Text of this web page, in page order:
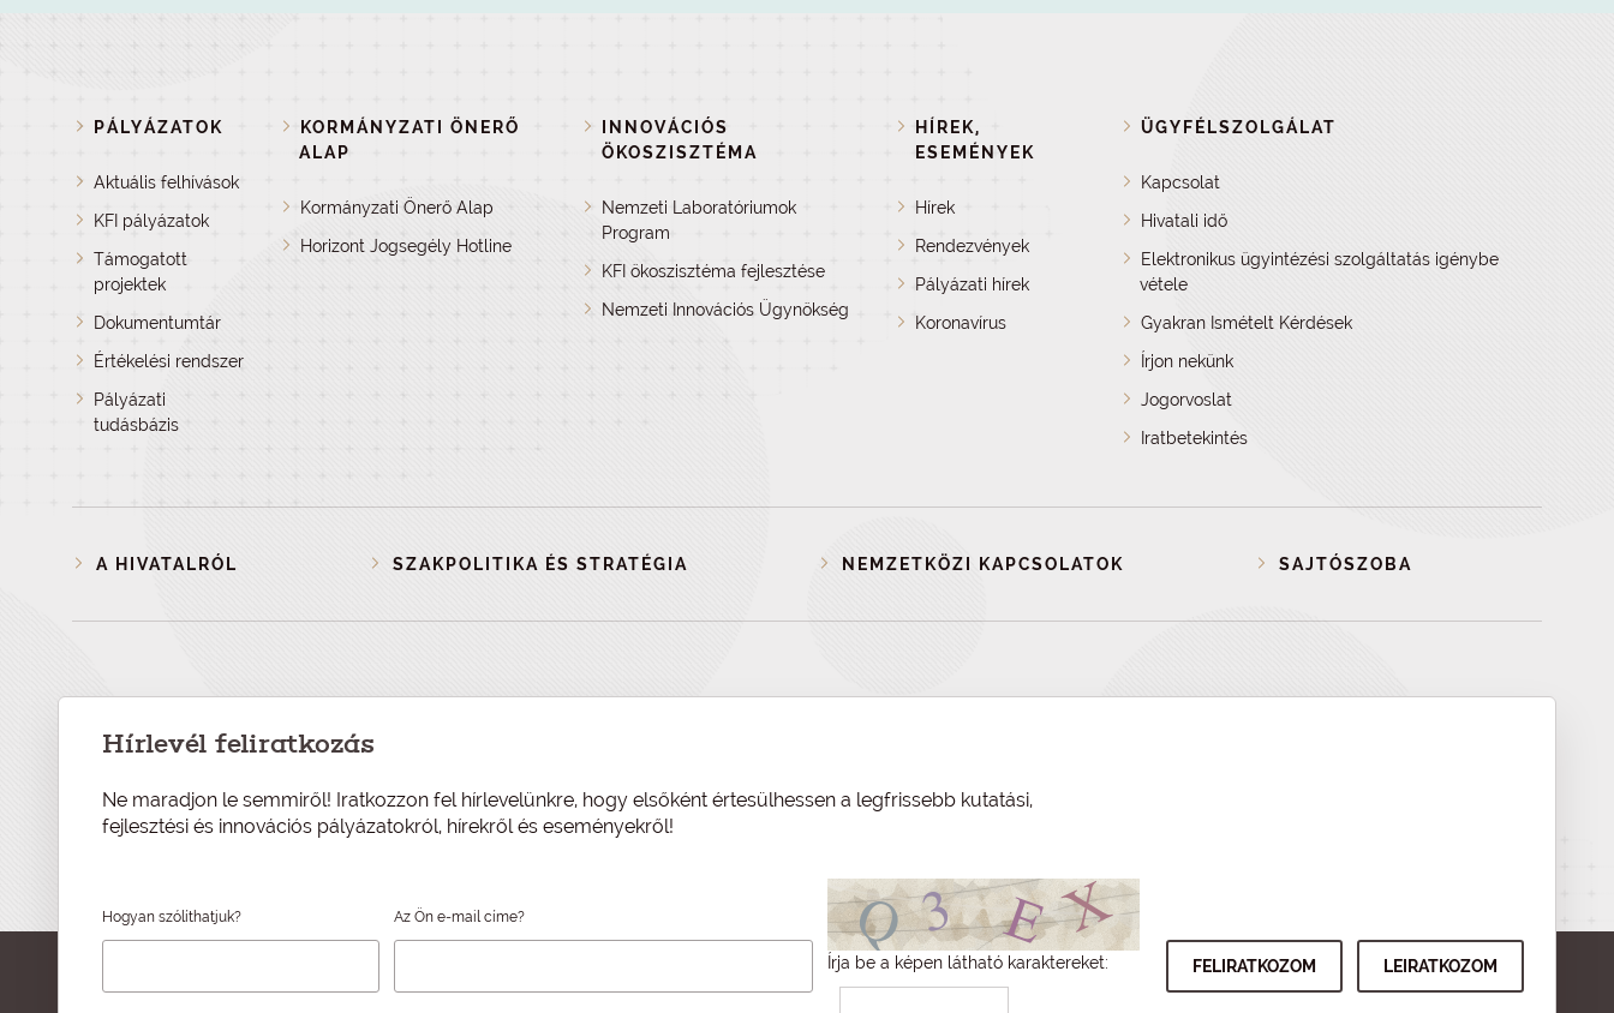
PÁLYÁZATOK
Aktuális felhívások
KFI pályázatok
Támogatott
projektek
Dokumentumtár
Értékelési rendszer
Pályázati
tudásbázis
KORMÁNYZATI ÖNERŐ
ALAP
Kormányzati Önerő Alap
Horizont Jogsegély Hotline
INNOVÁCIÓS
ÖKOSZISZTÉMA
Nemzeti Laboratóriumok
Program
KFI ökoszisztéma fejlesztése
Nemzeti Innovációs Ügynökség
HÍREK,
ESEMÉNYEK
Hírek
Rendezvények
Pályázati hírek
Koronavírus
ÜGYFÉLSZOLGÁLAT
Kapcsolat
Hivatali idő
Elektronikus ügyintézési szolgáltatás igénybe
vétele
Gyakran Ismételt Kérdések
Írjon nekünk
Jogorvoslat
Iratbetekintés
A HIVATALRÓL SZAKPOLITIKA ÉS STRATÉGIA NEMZETKÖZI KAPCSOLATOK SAJTÓSZOBA
Hírlevél feliratkozás
Ne maradjon le semmiről! Iratkozzon fel hírlevelünkre, hogy elsőként értesülhessen a legfrissebb kutatási,
fejlesztési és innovációs pályázatokról, hírekről és eseményekről!
Hogyan szólíthatjuk? Az Ön e-mail címe?
Írja be a képen látható karaktereket: